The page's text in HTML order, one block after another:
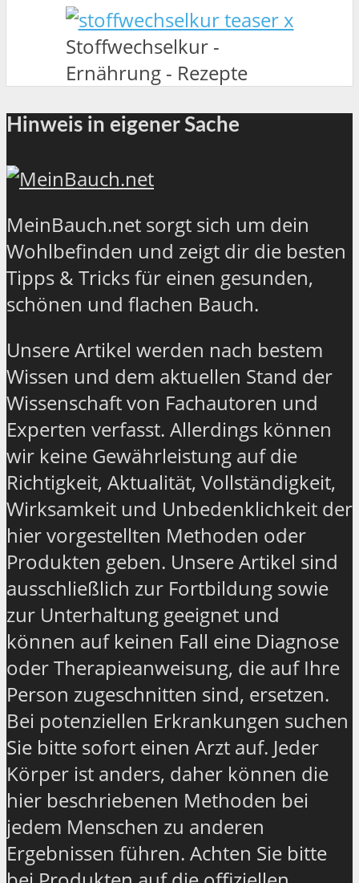
Stoffwechselkur -
Ernährung - Rezepte
Hinweis in eigener Sache
MeinBauch.net sorgt sich um dein
Wohlbefinden und zeigt dir die besten
Tipps & Tricks für einen gesunden,
schönen und flachen Bauch.
Unsere Artikel werden nach bestem
Wissen und dem aktuellen Stand der
Wissenschaft von Fachautoren und
Experten verfasst. Allerdings können
wir keine Gewährleistung auf die
Richtigkeit, Aktualität, Vollständigkeit,
Wirksamkeit und Unbedenklichkeit der
hier vorgestellten Methoden oder
Produkten geben. Unsere Artikel sind
ausschließlich zur Fortbildung sowie
zur Unterhaltung geeignet und
können auf keinen Fall eine Diagnose
oder Therapieanweisung, die auf Ihre
Person zugeschnitten sind, ersetzen.
Bei potenziellen Erkrankungen suchen
Sie bitte sofort einen Arzt auf. Jeder
Körper ist anders, daher können die
hier beschriebenen Methoden bei
jedem Menschen zu anderen
Ergebnissen führen. Achten Sie bitte